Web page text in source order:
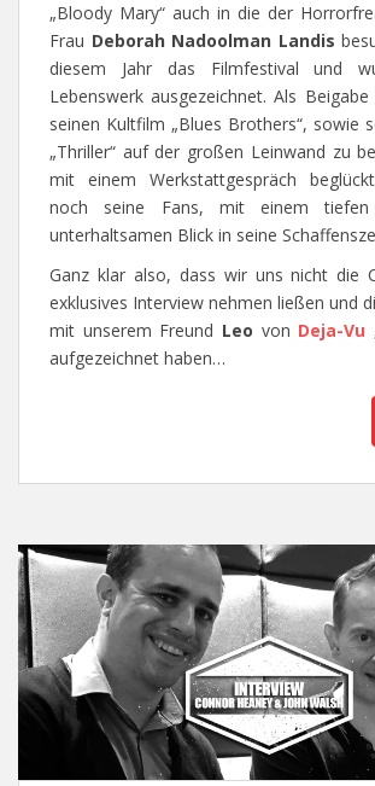
„Bloody Mary“ auch in die der
Frau Deborah Nadoolman Landis
diesem Jahr das Filmfestival und
Lebenswerk ausgezeichnet. Als
seinen Kultfilm „Blues Brothers“, sowie
„Thriller“ auf der großen Leinwand zu
mit einem Werkstattgespräch
noch seine Fans, mit einem
unterhaltsamen Blick in seine
Ganz klar also, dass wir uns nicht die
exklusives Interview nehmen ließen und
mit unserem Freund Leo von Deja-Vu
aufgezeichnet haben…